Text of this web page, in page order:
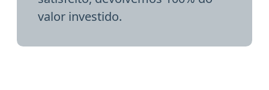
valor investido.